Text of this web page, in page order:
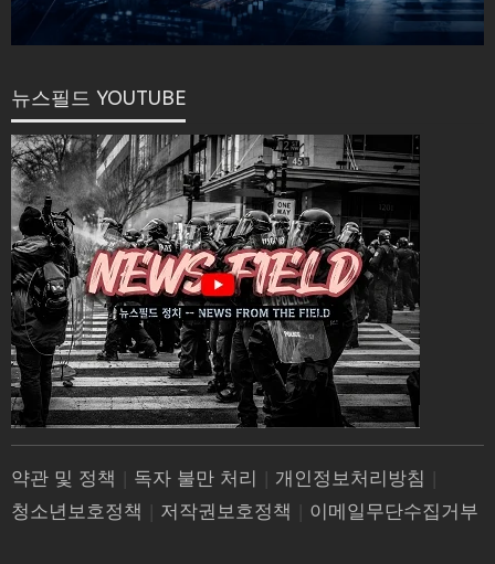
뉴스필드 YOUTUBE
약관 및 정책 독자 불만 처리 개인정보처리방침
청소년보호정책
저작권보호정책 이메일무단수집거부